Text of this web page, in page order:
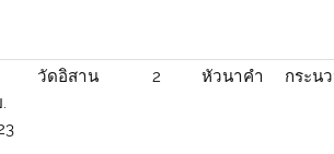
วัดอิสาน 2 หัวนาคำ กระน